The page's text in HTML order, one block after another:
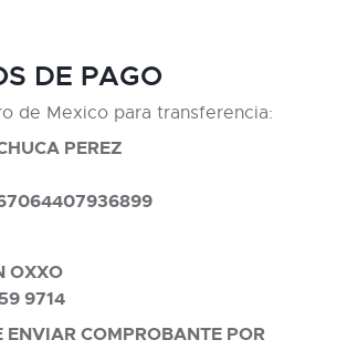
DE PAGO
de Mexico para transferencia:
PEREZ
OXXO
9714
ENVIAR COMPROBANTE POR